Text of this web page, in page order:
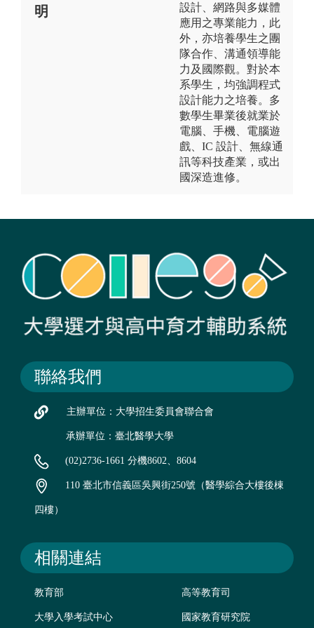
明
設計、網路與多媒體
應用之專業能力，此
外，亦培養學生之團
隊合作、溝通領導能
力及國際觀。對於本
系學生，均強調程式
設計能力之培養。多
數學生畢業後就業於
電腦、手機、電腦遊
戲、IC 設計、無線通
訊等科技產業，或出
國深造進修。
聯絡我們
主辦單位：大學招生委員會聯合會
承辦單位：臺北醫學大學
(02)2736-1661 分機8602、8604
110 臺北市信義區吳興街250號（醫學綜合大樓後棟
四樓）
相關連結
教育部 高等教育司
大學入學考試中心 國家教育研究院